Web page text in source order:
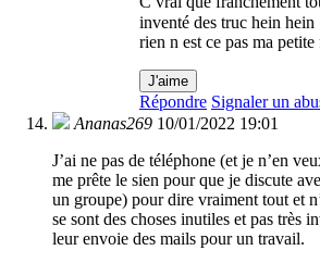
inventé des truc hein
rien n est ce pas ma
J'aime
Répondre Signaler un
Ananas269 10/01/2022 19:01
J’ai ne pas de téléphone (et je n’en
me prête le sien pour que je discute
un groupe) pour dire vraiment tout et
se sont des choses inutiles et pas très
leur envoie des mails pour un travail.